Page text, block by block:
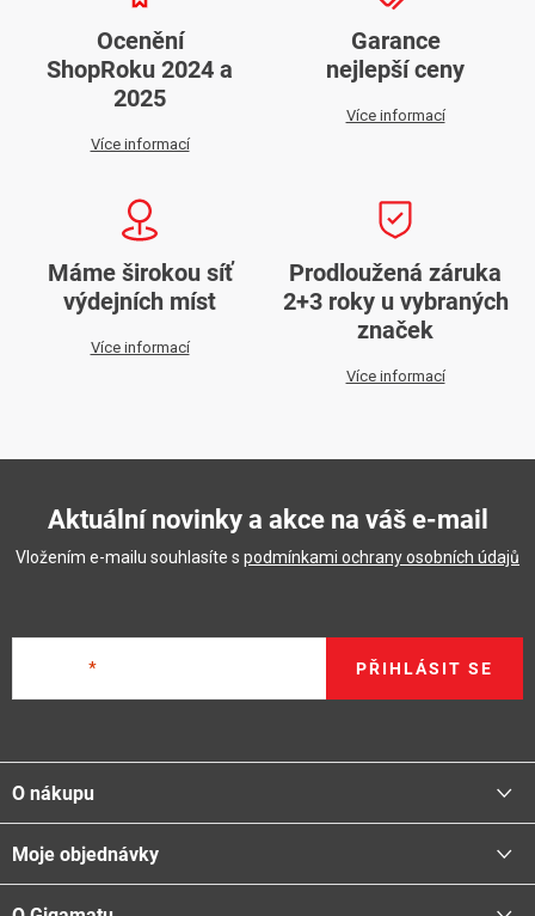
Ocenění
ShopRoku 2024 a
2025
Více informací
Garance
nejlepší ceny
Více informací
Máme širokou síť
výdejních míst
Více informací
Prodloužená záruka
2+3 roky u vybraných
značek
Více informací
Aktuální novinky a akce na váš e-mail
Vložením e-mailu souhlasíte s podmínkami ochrany osobních údajů
PŘIHLÁSIT SE
á
p
a
O nákupu
Proč nakupovat u nás
Moje objednávky